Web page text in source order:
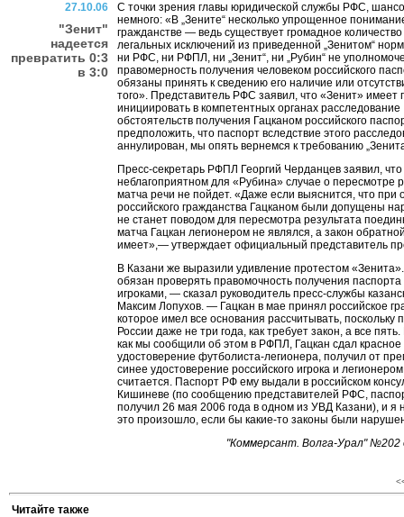
27.10.06
"Зенит"
надеется
превратить 0:3
в 3:0
С точки зрения главы юридической службы РФС,
немного: «В „Зените“ несколько упрощенное
гражданстве — ведь существует громадное
легальных исключений из приведенной „Зенитом“
ни РФС, ни РФПЛ, ни „Зенит“, ни „Рубин“ не
правомерность получения человеком российского
обязаны принять к сведению его наличие или
того». Представитель РФС заявил, что «Зенит» имеет
инициировать в компетентных органах расследование
обстоятельств получения Гацканом российского
предположить, что паспорт вследствие этого
аннулирован, мы опять вернемся к требованию
Пресс-секретарь РФПЛ Георгий Черданцев заявил,
неблагоприятном для «Рубина» случае о пересмотре
матча речи не пойдет. «Даже если выяснится, что
российского гражданства Гацканом были допущены
не станет поводом для пересмотра результата
матча Гацкан легионером не являлся, а закон
имеет»,— утверждает официальный представитель
В Казани же выразили удивление протестом
обязан проверять правомочность получения
игроками, — сказал руководитель пресс-службы
Максим Лопухов. — Гацкан в мае принял российское
которое имел все основания рассчитывать, поскольку
России даже не три года, как требует закон, а все
как мы сообщили об этом в РФПЛ, Гацкан сдал красное
удостоверение футболиста-легионера, получил от
синее удостоверение российского игрока и
считается. Паспорт РФ ему выдали в российском
Кишиневе (по сообщению представителей РФС,
получил 26 мая 2006 года в одном из УВД Казани), и я
это произошло, если бы какие-то законы были
"Коммерсант. Волга-Урал" №202
Читайте также